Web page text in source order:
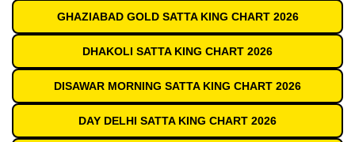
GHAZIABAD GOLD SATTA KING CHART 2026
DHAKOLI SATTA KING CHART 2026
DISAWAR MORNING SATTA KING CHART 2026
DAY DELHI SATTA KING CHART 2026